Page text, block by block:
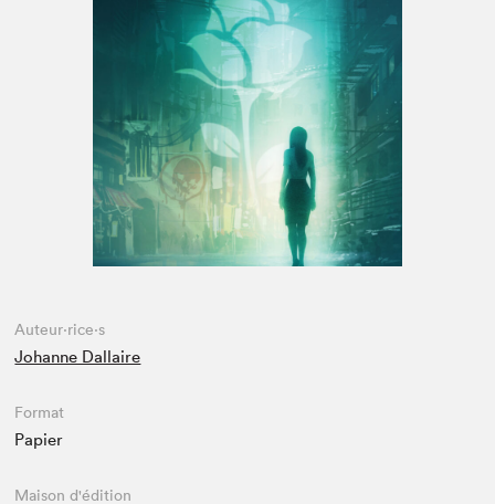
Espace médias
Auteur·rice·s
Johanne Dallaire
Format
Papier
Maison d'édition